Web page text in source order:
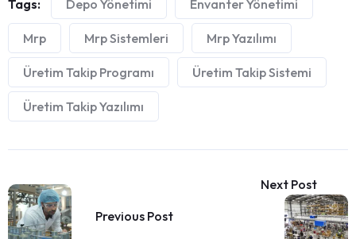
Tags: Depo Yönetimi Envanter Yönetimi
Mrp Mrp Sistemleri Mrp Yazılımı
Üretim Takip Programı Üretim Takip Sistemi
Üretim Takip Yazılımı
Previous Post
Next Post